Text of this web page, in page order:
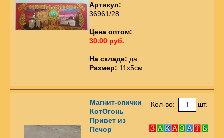
Артикул:
36961/28
Цена оптом:
30.00 руб.
На складе: да
Размер: 11х5см
Магнит-спички
КотОгонь
Привет из
Печор
Кол-во: шт.